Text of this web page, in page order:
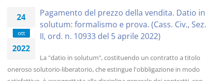
24
ott
2022
Pagamento del prezzo della vendita. Datio in
solutum: formalismo e prova. (Cass. Civ., Sez.
II, ord. n. 10933 del 5 aprile 2022)
La "datio in solutum", costituendo un contratto a titolo
oneroso solutorio-liberatorio, che estingue l'obbligazione in modo